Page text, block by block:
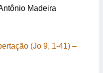
Madeira
(Jo 9, 1-41) –